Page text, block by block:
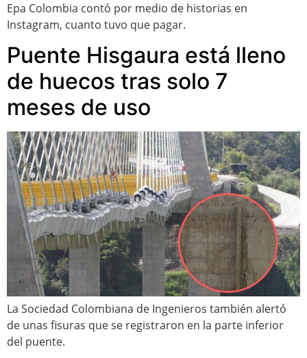
Epa Colombia contó por medio de historias en
Instagram, cuanto tuvo que pagar.
Puente Hisgaura está lleno
de huecos tras solo 7
meses de uso
La Sociedad Colombiana de Ingenieros también alertó
de unas fisuras que se registraron en la parte inferior
del puente.